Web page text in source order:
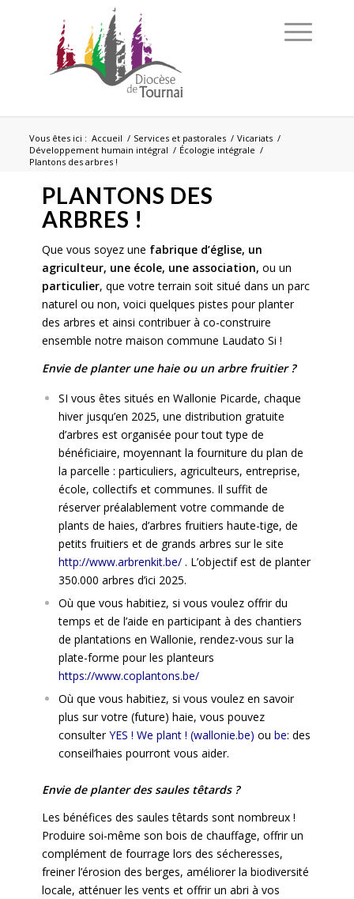
Vous êtes ici : Accueil / Services et pastorales / Vicariats /
Développement humain intégral / Écologie intégrale /
Plantons des arbres !
PLANTONS DES
ARBRES !
Que vous soyez une fabrique d’église, un
agriculteur, une école, une association, ou un
particulier, que votre terrain soit situé dans un parc
naturel ou non, voici quelques pistes pour planter
des arbres et ainsi contribuer à co-construire
ensemble notre maison commune Laudato Si !
Envie de planter une haie ou un arbre fruitier ?
SI vous êtes situés en Wallonie Picarde, chaque
hiver jusqu’en 2025, une distribution gratuite
d’arbres est organisée pour tout type de
bénéficiaire, moyennant la fourniture du plan de
la parcelle : particuliers, agriculteurs, entreprise,
école, collectifs et communes. Il suffit de
réserver préalablement votre commande de
plants de haies, d’arbres fruitiers haute-tige, de
petits fruitiers et de grands arbres sur le site
http://www.arbrenkit.be/. L’objectif est de planter
350.000 arbres d’ici 2025.
Où que vous habitiez, si vous voulez offrir du
temps et de l’aide en participant à des chantiers
de plantations en Wallonie, rendez-vous sur la
plate-forme pour les planteurs
https://www.coplantons.be/
Où que vous habitiez, si vous voulez en savoir
plus sur votre (future) haie, vous pouvez
consulterYES ! We plant ! (wallonie.be) ou be: des
conseil’haies pourront vous aider.
Envie de planter des saules têtards ?
Les bénéfices des saules têtards sont nombreux !
Produire soi-même son bois de chauffage, offrir un
complément de fourrage lors des sécheresses,
freiner l’érosion des berges, améliorer la biodiversité
locale, atténuer les vents et offrir un abri à vos